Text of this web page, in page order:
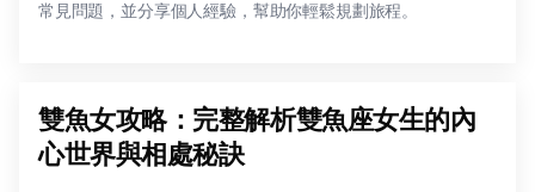
常見問題，並分享個人經驗，幫助你輕鬆規劃旅程。
雙魚女攻略：完整解析雙魚座女生的內
心世界與相處秘訣